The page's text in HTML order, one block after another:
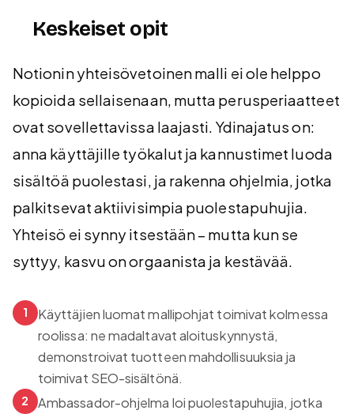
Keskeiset opit
Notionin yhteisövetoinen malli ei ole helppo
kopioida sellaisenaan, mutta perusperiaatteet
ovat sovellettavissa laajasti. Ydinajatus on:
anna käyttäjille työkalut ja kannustimet luoda
sisältöä puolestasi, ja rakenna ohjelmia, jotka
palkitsevat aktiivisimpia puolestapuhujia.
Yhteisö ei synny itsestään – mutta kun se
syttyy, kasvu on orgaanista ja kestävää.
1
Käyttäjien luomat mallipohjat toimivat kolmessa
roolissa: ne madaltavat aloituskynnystä,
demonstroivat tuotteen mahdollisuuksia ja
toimivat SEO-sisältönä.
2
Ambassador-ohjelma loi puolestapuhujia, jotka